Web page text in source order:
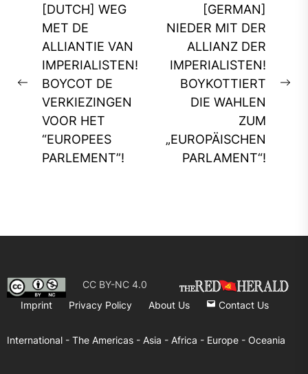
Post
navigation
Previous
post:
[DUTCH] WEG
MET DE
ALLIANTIE VAN
IMPERIALISTEN!
BOYCOT DE
VERKIEZINGEN
VOOR HET
“EUROPEES
PARLEMENT”!
[GERMAN]
NIEDER MIT DER
ALLIANZ DER
IMPERIALISTEN!
BOYKOTTIERT
DIE WAHLEN
ZUM
„EUROPÄISCHEN
PARLAMENT“!
CC BY-NC 4.0
Imprint
Privacy Policy About Us Contact Us
International - The Americas - Asia - Africa - Europe - Oceania